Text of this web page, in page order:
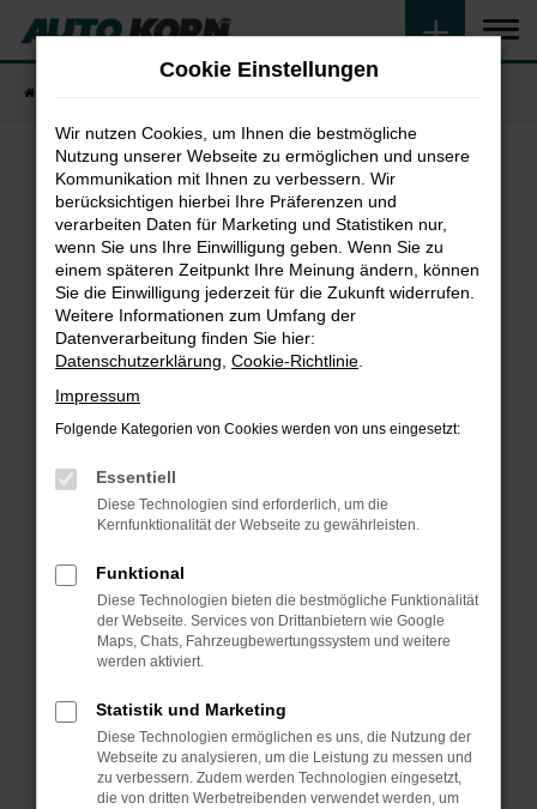
Zum
Hauptinhalt
Fehler: Network Error
Beim Laden ist ein Fehler aufgetreten.
Hier sind ein paar Tipps, die dir helfen können:
Überprüfe deine Firewall und deine
Internetverbindung.
Laden andere Webseiten, zum Beispiel deine
Suchmaschine?
Prüfe deine Browsererweiterungen.
können das Laden bestimmter Seiten
verhindern. Funktioniert die Seite in einem
Fenster?
Starte dein Gerät neu.
Das kann manchmal helfen, vorübergehende
Probleme zu beheben.
Betriebssystem auf dem neuesten Stand
sind.
Veraltete Software birgt nicht nur ein
Sicherheitsrisiko, sondern kann auch dazu
Cookie Einstellungen
Wir nutzen Cookies, um Ihnen die bestmögliche
Nutzung unserer Webseite zu ermöglichen und unsere
Kommunikation mit Ihnen zu verbessern. Wir
berücksichtigen hierbei Ihre Präferenzen und
verarbeiten Daten für Marketing und Statistiken nur,
wenn Sie uns Ihre Einwilligung geben. Wenn Sie zu
einem späteren Zeitpunkt Ihre Meinung ändern, können
Sie die Einwilligung jederzeit für die Zukunft widerrufen.
Weitere Informationen zum Umfang der
Datenverarbeitung finden Sie hier:
Datenschutzerklärung Cookie-Richtlinie
Impressum
Folgende Kategorien von Cookies werden von uns eingesetzt:
Essentiell
Diese Technologien sind erforderlich, um die
Kernfunktionalität der Webseite zu gewährleisten.
Funktional
Diese Technologien bieten die bestmögliche Funktionalität
der Webseite. Services von Drittanbietern wie Google
Maps, Chats, Fahrzeugbewertungssystem und weitere
werden aktiviert.
Statistik und Marketing
Diese Technologien ermöglichen es uns, die Nutzung der
Webseite zu analysieren, um die Leistung zu messen und
zu verbessern. Zudem werden Technologien eingesetzt,
die von dritten Werbetreibenden verwendet werden, um